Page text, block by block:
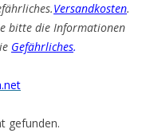
Versandkosten.
bitte die Informationen
Gefährliches.
gefunden.